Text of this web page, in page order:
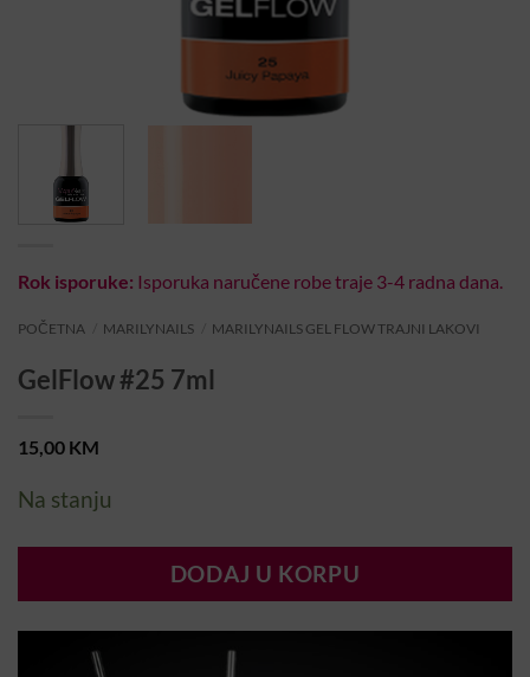
Rok isporuke: Isporuka naručene robe traje 3-4 radna dana.
POČETNA MARILYNAILS MARILYNAILS GEL FLOW TRAJNI LAKOVI
GelFlow #25 7ml
15,00 KM
Na stanju
DODAJ U KORPU